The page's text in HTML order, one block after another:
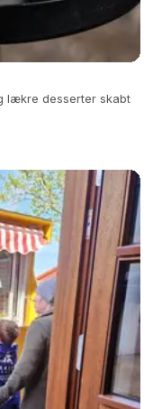
lækre desserter skabt